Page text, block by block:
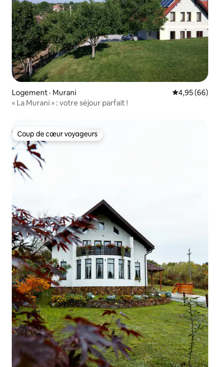
Logement · Murani Note
4,95 (66)
« La Murani » : votre séjour parfait !
Coup de cœur voyageurs
Coup de cœur voyageurs